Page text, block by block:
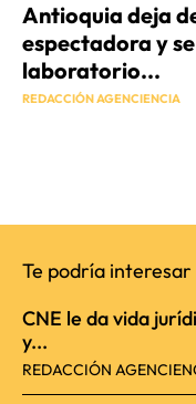
Antioquia deja
espectadora y
laboratorio...
REDACCIÓN AGENCIENCIA
Te podría interesar
CNE le da vida
y...
REDACCIÓN